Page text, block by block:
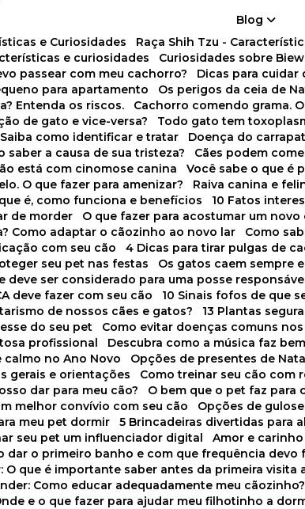
Blog
e Curiosidades
Raça Shih Tzu -
e curiosidades
Curiosidades sobre
passear com meu cachorro?
Dicas para
para apartamento
Os perigos da ceia de
Entenda os riscos.
Cachorro comendo grama.
de gato e vice-versa?
Todo gato tem
Saiba como identificar e tratar
Doença do
saber a causa de sua tristeza?
Cães podem
está com cinomose canina
Você sabe o que é
O que fazer para amenizar?
Raiva canina e
é, como funciona e benefícios
10 Fatos
de morder
O que fazer para acostumar um
Como adaptar o cãozinho ao novo lar
Como
com seu cão
4 Dicas para tirar pulgas de
seu pet nas festas
Os gatos caem sempre
deve ser considerado para uma posse
deve fazer com seu cão
10 Sinais fofos de que
de nossos cães e gatos?
13 Plantas
do seu pet
Como evitar doenças comuns
tosa profissional
Descubra como a música faz
calmo no Ano Novo
Opções de presentes de
gerais e orientações
Como treinar seu cão
dar para meu cão?
O bem que o pet faz para
melhor convívio com seu cão
Opções de
meu pet dormir
5 Brincadeiras divertidas para
seu pet um influenciador digital
Amor e
dar o primeiro banho e com que frequência devo
O que é importante saber antes da primeira
Como educar adequadamente meu cãozinho?
e o que fazer para ajudar meu filhotinho a